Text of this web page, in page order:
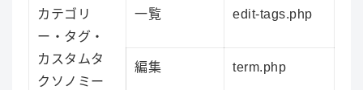
カテゴリ
ー・タグ・
カスタムタ
クソノミー
一覧 edit-tags.php
編集 term.php